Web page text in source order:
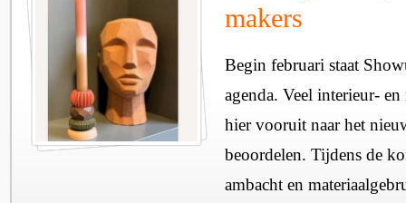
makers
Begin februari staat
agenda. Veel interieur-
hier vooruit naar het
beoordelen. Tijdens de
ambacht en